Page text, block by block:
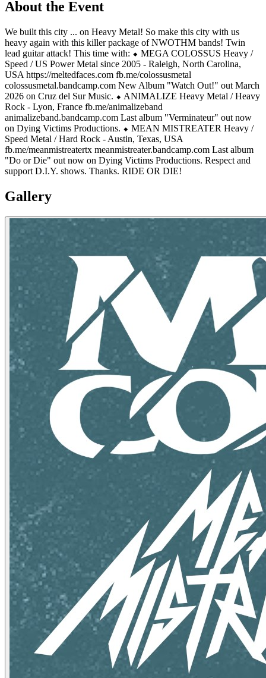
About the Event
We built this city ... on Heavy Metal! So make this city with us
heavy again with this killer package of NWOTHM bands! Twin
lead guitar attack! This time with: ⬥ MEGA COLOSSUS Heavy /
Speed / US Power Metal since 2005 - Raleigh, North Carolina,
USA https://meltedfaces.com fb.me/colossusmetal
colossusmetal.bandcamp.com New Album "Watch Out!" out March
2026 on Cruz del Sur Music. ⬥ ANIMALIZE Heavy Metal / Heavy
Rock - Lyon, France fb.me/animalizeband
animalizeband.bandcamp.com Last album "Verminateur" out now
on Dying Victims Productions. ⬥ MEAN MISTREATER Heavy /
Speed Metal / Hard Rock - Austin, Texas, USA
fb.me/meanmistreatertx meanmistreater.bandcamp.com Last album
"Do or Die" out now on Dying Victims Productions. Respect and
support D.I.Y. shows. Thanks. RIDE OR DIE!
Gallery